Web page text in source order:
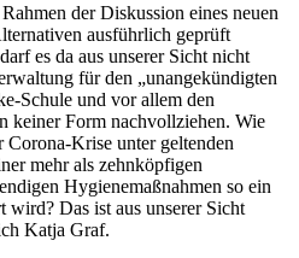
der Diskussion eines neuen
ausführlich geprüft
es da aus unserer Sicht nicht
für den „unangekündigten
Schule und vor allem den
keiner Form nachvollziehen. Wie
Corona-Krise unter geltenden
mehr als zehnköpfigen
Hygienemaßnahmen so ein
wird? Das ist aus unserer Sicht
Katja Graf.